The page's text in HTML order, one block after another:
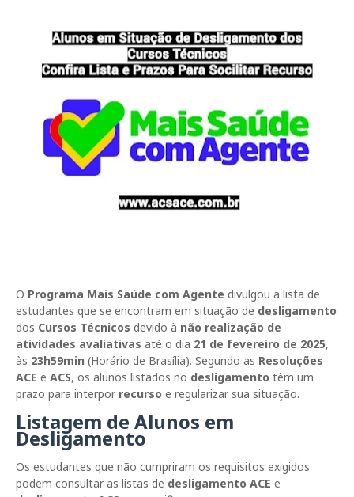
O Programa Mais Saúde com Agente divulgou a lista de
estudantes que se encontram em situação de desligamento
dos Cursos Técnicos devido à não realização de
atividades avaliativas até o dia 21 de fevereiro de 2025,
às 23h59min (Horário de Brasília). Segundo as Resoluções
ACE e ACS, os alunos listados no desligamento têm um
prazo para interpor recurso e regularizar sua situação.
Listagem de Alunos em
Desligamento
Os estudantes que não cumpriram os requisitos exigidos
podem consultar as listas de desligamento ACE e